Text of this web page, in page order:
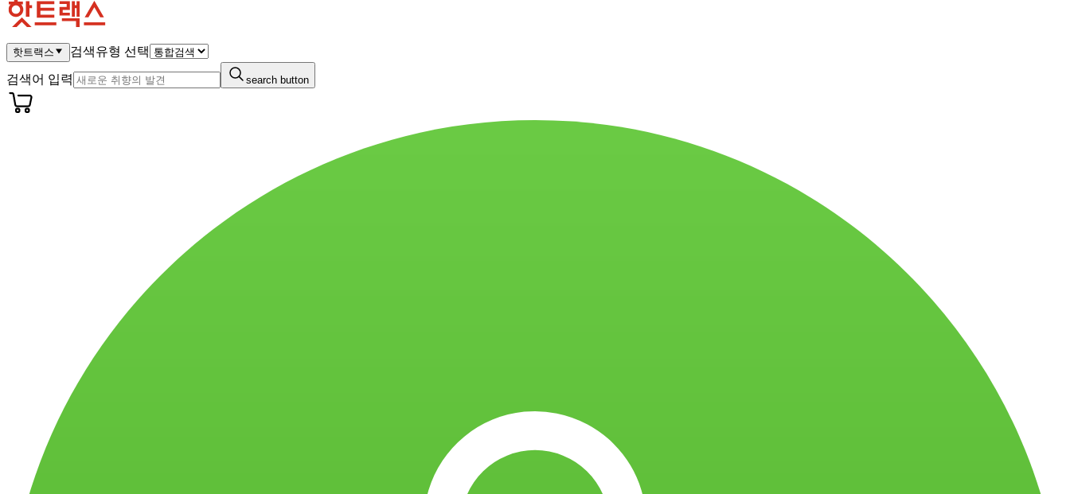
핫트랙스 검색유형 선택
검색어 입력 search button